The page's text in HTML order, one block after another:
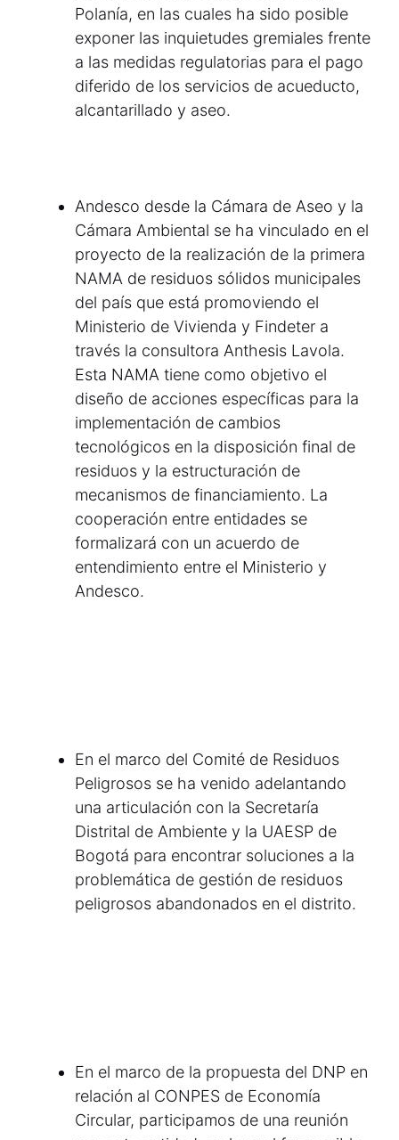
Polanía, en las cuales ha sido posible
exponer las inquietudes gremiales frente
a las medidas regulatorias para el pago
diferido de los servicios de acueducto,
alcantarillado y aseo.
Andesco desde la Cámara de Aseo y la
Cámara Ambiental se ha vinculado en el
proyecto de la realización de la primera
NAMA de residuos sólidos municipales
del país que está promoviendo el
Ministerio de Vivienda y Findeter a
través la consultora Anthesis Lavola.
Esta NAMA tiene como objetivo el
diseño de acciones específicas para la
implementación de cambios
tecnológicos en la disposición final de
residuos y la estructuración de
mecanismos de financiamiento. La
cooperación entre entidades se
formalizará con un acuerdo de
entendimiento entre el Ministerio y
Andesco.
En el marco del Comité de Residuos
Peligrosos se ha venido adelantando
una articulación con la Secretaría
Distrital de Ambiente y la UAESP de
Bogotá para encontrar soluciones a la
problemática de gestión de residuos
peligrosos abandonados en el distrito.
En el marco de la propuesta del DNP en
relación al CONPES de Economía
Circular, participamos de una reunión